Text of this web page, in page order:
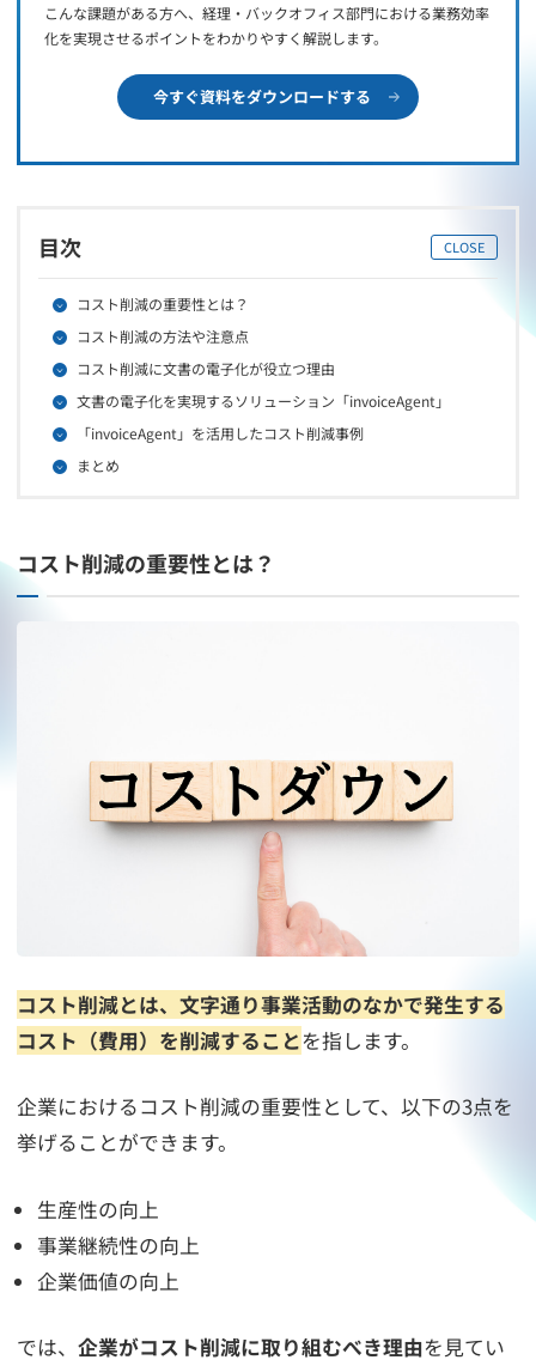
こんな課題がある方へ、経理・バックオフィス部門における業務効率
化を実現させるポイントをわかりやすく解説します。
今すぐ資料をダウンロードする
目次 CLOSE
コスト削減の重要性とは？
コスト削減の方法や注意点
コスト削減に文書の電子化が役立つ理由
文書の電子化を実現するソリューション「invoiceAgent」
「invoiceAgent」を活用したコスト削減事例
まとめ
コスト削減の重要性とは？
コスト削減とは、文字通り事業活動のなかで発生する
コスト（費用）を削減することを指します。
企業におけるコスト削減の重要性として、以下の3点を
挙げることができます。
生産性の向上
事業継続性の向上
企業価値の向上
では、 企業がコスト削減に取り組むべき理由を見てい